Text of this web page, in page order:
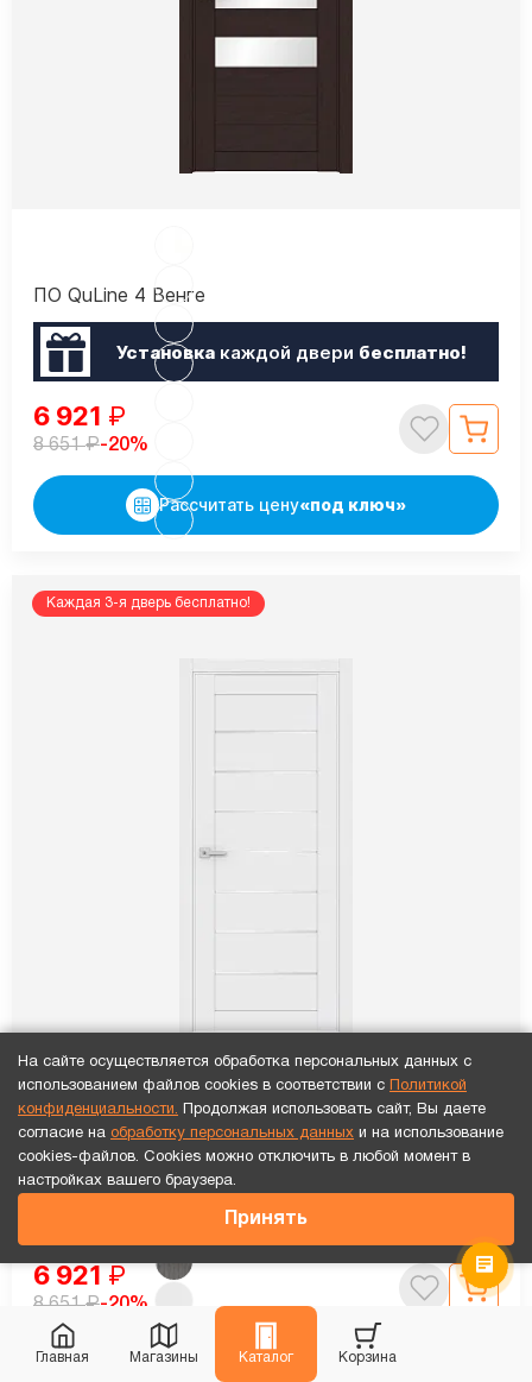
Главная Магазины Каталог Корзина
ПО QuLine 4 Венге
Установкакаждой двери бесплатно!
6 921 ₽
8 651₽-20%
Рассчитать цену«под ключ»
Каждая 3-я дверь бесплатно!
ПО QuLine 11 Белый бланко
каждой двери
6 921₽
8 651₽-20%
Рассчитать цену «под ключ»
На сайте осуществляется обработка персональных данных с
использованием файлов cookies в соответствии с
Политикой
конфиденциальности. Продолжая использовать сайт, Вы даете
согласие на обработку персональных данных и на использование
cookies-файлов. Cookies можно отключить в любой момент в
настройках вашего браузера.
Принять